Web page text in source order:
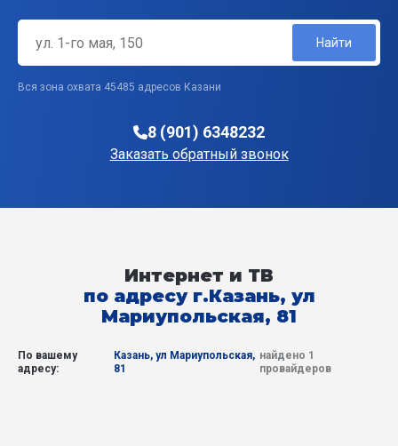
Найти
Вся зона охвата 45485 адресов Казани
8 (901) 6348232
Заказать обратный звонок
Интернет и ТВ
по адресу г.Казань, ул
Мариупольская, 81
По вашему
адресу:
Казань, ул Мариупольская,
81
найдено 1
провайдеров